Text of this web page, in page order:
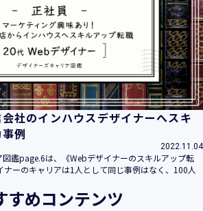
社のインハウスデザイナーへスキ
例
2022.11.04
鑑page.6は、《Webデザイナーのスキルアップ転
ナーのキャリアは1人として同じ事例はなく、100人
すめコンテンツ